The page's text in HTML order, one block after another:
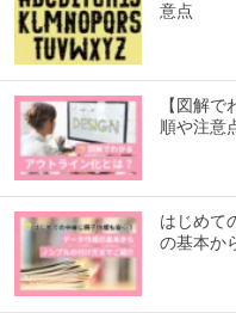
意点
【図解
順や注意
はじめて
の基本か